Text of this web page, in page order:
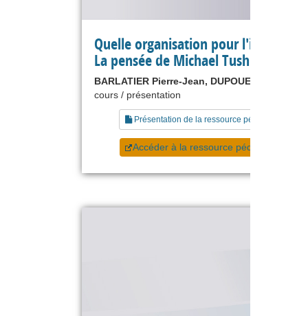
Quelle organisation pour
La pensée de Michael Tushman
BARLATIER Pierre-Jean, DUPOUET Olivier
cours / présentation
Présentation de la ressource pédagogique
Accéder à la ressource pédagogique